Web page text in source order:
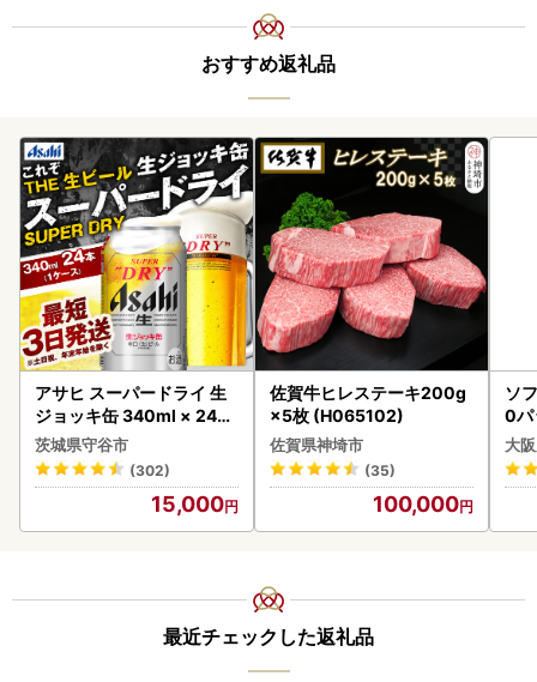
おすすめ返礼品
アサヒ スーパードライ 生
ジョッキ缶 340ml × 24本
(1ケース) ＜茨城工場＞ 缶
ビール お酒 Asahi 守谷市
茨城県守谷市
(302)
15,000
佐賀牛ヒレステーキ200g
×5枚 (H065102)
佐賀県神埼市
(35)
100,000
ソ
0
大
最近チェックした返礼品